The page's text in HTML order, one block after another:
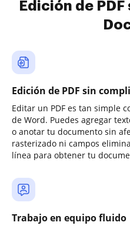
Edición de
Edición de PDF sin
Editar un PDF es tan simple
de Word. Puedes agregar
o anotar tu documento sin
rasterizado ni campos
línea para obtener tu
Trabajo en equipo fluido